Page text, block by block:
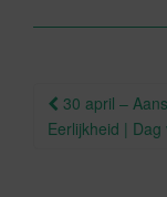
b
o
k
30 april –
Eerlijkheid |